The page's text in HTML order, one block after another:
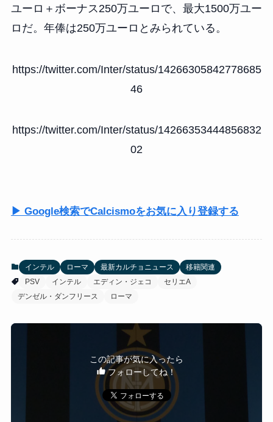
ユーロ＋ボーナス250万ユーロで、最大1500万ユー
ロだ。年俸は250万ユーロとみられている。
https://twitter.com/Inter/status/14266305842778685
46
https://twitter.com/Inter/status/14266353444856832
02
▶ Google検索でCalcismoをお気に入り登録する
インテル ローマ 最新カルチョニュース
移籍関連
PSV
インテル エディン・ジェコ
セリエA
デンゼル・ダンフリース
ローマ
この記事が気に入ったら
フォローしてね！